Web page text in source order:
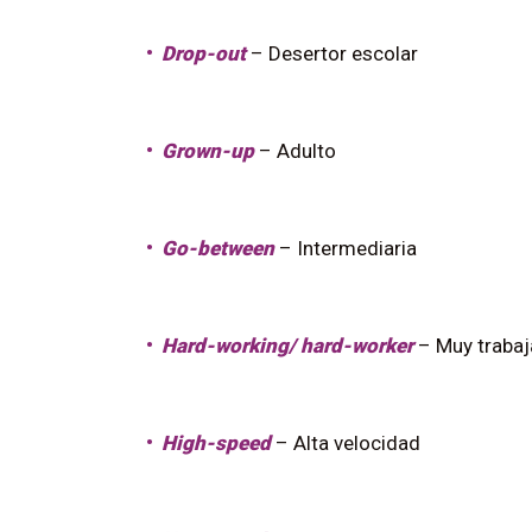
Drop-out– Desertor escolar
Grown-up– Adulto
Go-between– Intermediaria
Hard-working/ hard-worker – Muy
High-speed – Alta velocidad